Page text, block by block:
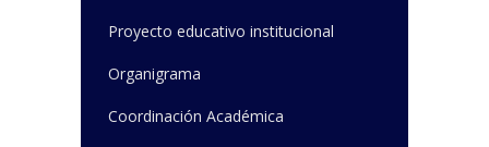
Proyecto educativo institucional
Organigrama
Coordinación Académica